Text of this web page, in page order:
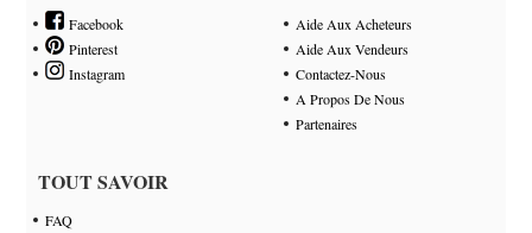
Facebook
Pinterest
Instagram
Aide Aux Acheteurs
Aide Aux Vendeurs
Contactez-Nous
A Propos De Nous
Partenaires
TOUT SAVOIR
FAQ